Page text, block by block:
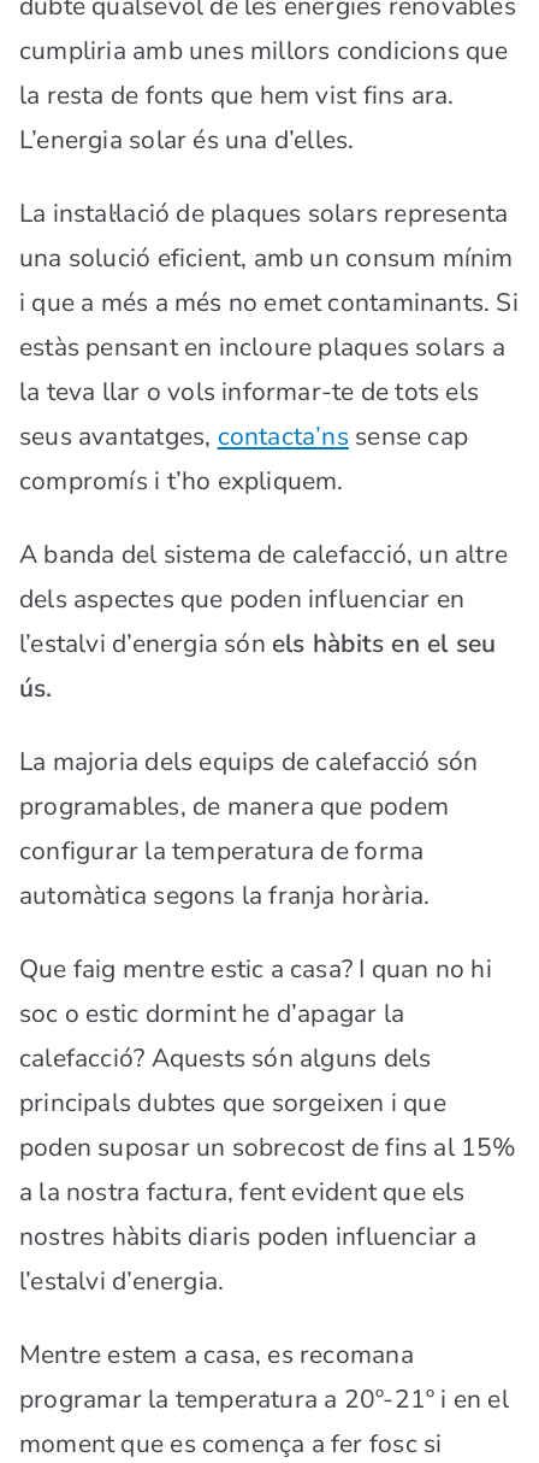
cumpliria amb unes millors condicions que
la resta de fonts que hem vist fins ara.
L’energia solar és una d’elles.
La instal·lació de plaques solars representa
una solució eficient, amb un consum mínim
i que a més a més no emet contaminants. Si
estàs pensant en incloure plaques solars a
la teva llar o vols informar-te de tots els
seus avantatges, contacta’ns sense cap
compromís i t’ho expliquem.
A banda del sistema de calefacció, un altre
dels aspectes que poden influenciar en
l’estalvi d’energia són els hàbits en el seu
ús.
La majoria dels equips de calefacció són
programables, de manera que podem
configurar la temperatura de forma
automàtica segons la franja horària.
Que faig mentre estic a casa? I quan no hi
soc o estic dormint he d’apagar la
calefacció? Aquests són alguns dels
principals dubtes que sorgeixen i que
poden suposar un sobrecost de fins al 15%
a la nostra factura, fent evident que els
nostres hàbits diaris poden influenciar a
l’estalvi d’energia.
Mentre estem a casa, es recomana
programar la temperatura a 20º-21º i en el
moment que es comença a fer fosc si